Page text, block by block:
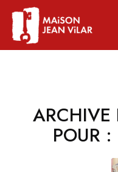
ARCHIVE
POUR :